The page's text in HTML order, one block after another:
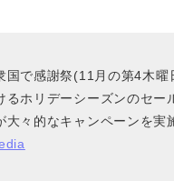
国で感謝祭(11月の第4木
るホリデーシーズンのセ
大々的なキャンペーンを実